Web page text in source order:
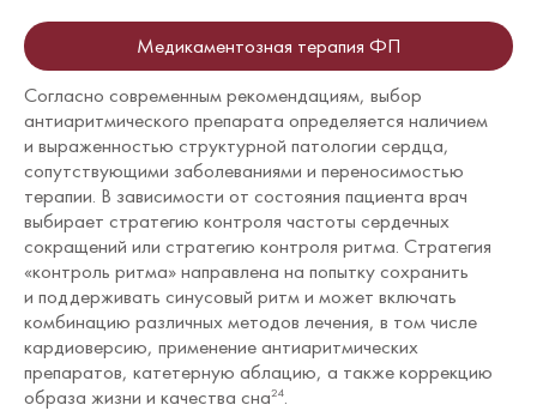
Медикаментозная терапия ФП
Согласно современным рекомендациям, выбор
антиаритмического препарата определяется наличием
и выраженностью структурной патологии сердца,
сопутствующими заболеваниями и переносимостью
терапии. В зависимости от состояния пациента врач
выбирает стратегию контроля частоты сердечных
сокращений или стратегию контроля ритма. Стратегия
«контроль ритма» направлена на попытку сохранить
и поддерживать синусовый ритм и может включать
комбинацию различных методов лечения, в том числе
кардиоверсию, применение антиаритмических
препаратов, катетерную аблацию, а также коррекцию
образа жизни и качества сна24.